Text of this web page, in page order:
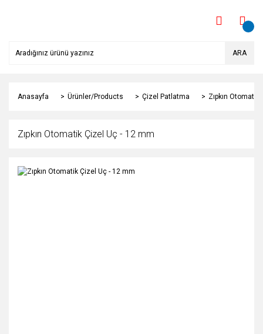
ARA
Anasayfa Ürünler/Products Çizel Patlatma Zıpkın
Zıpkın Otomatik Çizel Uç - 12 mm